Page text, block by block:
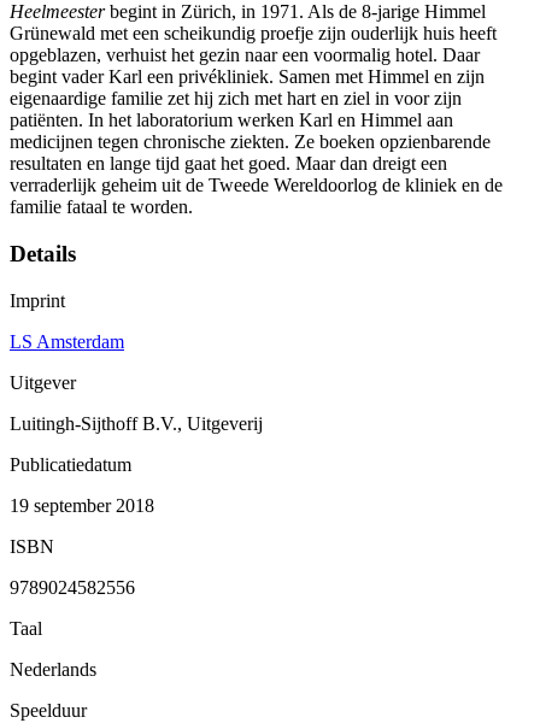
Heelmeesterbegint in Zürich, in 1971. Als de 8-jarige Himmel
Grünewald met een scheikundig proefje zijn ouderlijk huis heeft
opgeblazen, verhuist het gezin naar een voormalig hotel. Daar
begint vader Karl een privékliniek. Samen met Himmel en zijn
eigenaardige familie zet hij zich met hart en ziel in voor zijn
patiënten. In het laboratorium werken Karl en Himmel aan
medicijnen tegen chronische ziekten. Ze boeken opzienbarende
resultaten en lange tijd gaat het goed. Maar dan dreigt een
verraderlijk geheim uit de Tweede Wereldoorlog de kliniek en de
familie fataal te worden.
Details
Imprint
LS Amsterdam
Uitgever
Luitingh-Sijthoff B.V., Uitgeverij
Publicatiedatum
19 september 2018
ISBN
9789024582556
Taal
Nederlands
Speelduur